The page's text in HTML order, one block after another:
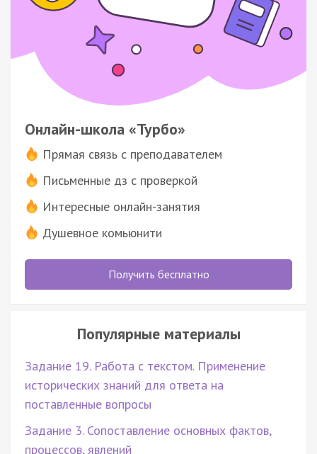
Онлайн-школа «Турбо»
Прямая связь с преподавателем
Письменные дз с проверкой
Интересные онлайн-занятия
Душевное комьюнити
Получить бесплатно
Популярные материалы
Задание 19. Работа с текстом. Применение
исторических знаний для ответа на
поставленные вопросы
Задание 3. Сопоставление основных фактов,
процессов, явлений